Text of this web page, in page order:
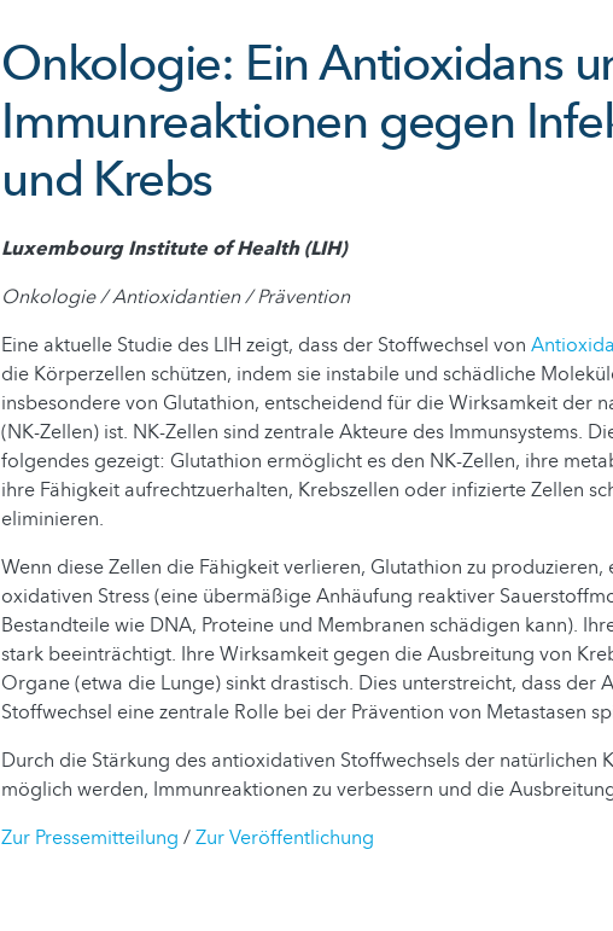
Onkologie: Ein Antioxidans
Immunreaktionen gegen
und Krebs
Luxembourg Institute of Health (LIH)
Onkologie / Antioxidantien / Prävention
Eine aktuelle Studie des LIH zeigt, dass der Stoffwechsel von
die Körperzellen schützen, indem sie instabile und schädliche
insbesondere von Glutathion, entscheidend für die Wirksamkeit der
(NK-Zellen) ist. NK-Zellen sind zentrale Akteure des Immunsystems.
folgendes gezeigt: Glutathion ermöglicht es den NK-Zellen, ihre
ihre Fähigkeit aufrechtzuerhalten, Krebszellen oder infizierte Zellen
eliminieren.
Wenn diese Zellen die Fähigkeit verlieren, Glutathion zu produzieren,
oxidativen Stress (eine übermäßige Anhäufung reaktiver
Bestandteile wie DNA, Proteine und Membranen schädigen kann).
stark beeinträchtigt. Ihre Wirksamkeit gegen die Ausbreitung von
Organe (etwa die Lunge) sinkt drastisch. Dies unterstreicht, dass der
Stoffwechsel eine zentrale Rolle bei der Prävention von Metastasen
Durch die Stärkung des antioxidativen Stoffwechsels der natürlichen
möglich werden, Immunreaktionen zu verbessern und die
Zur Pressemitteilung /Zur Veröffentlichung